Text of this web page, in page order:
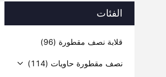
الفئات
قلابة نصف مقطورة (96)
نصف مقطورة حاويات (114)